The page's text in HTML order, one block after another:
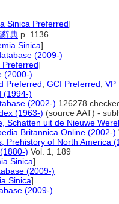
Sinica Preferred]
典 p. 1136
Sinica]
(2009-)
Preferred]
(2000-)
Preferred GCI Preferred VP
(1994-)
(2002-) 126278
(1963-) (source AAT) -
Schatten uit de Nieuwe
Britannica Online (2002-)
Prehistory of North America
) Vol. 1, 189
Sinica]
(2009-)
Sinica]
(2009-)